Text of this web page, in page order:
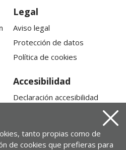
Legal
Aviso legal
Protección de datos
Política de cookies
Accesibilidad
Declaración accesibilidad
tanto propias como de
de cookies que prefieras para